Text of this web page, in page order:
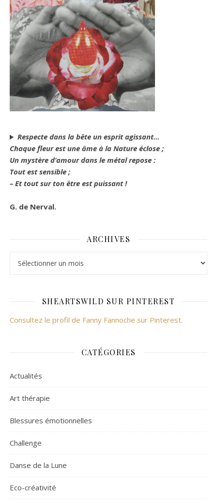
Respecte dans la bête un esprit agissant…
Chaque fleur est une âme à la Nature éclose ;
Un mystère d’amour dans le métal repose :
Tout est sensible ;
– Et tout sur ton être est puissant !
G. de Nerval.
ARCHIVES
SHEARTSWILD SUR PINTEREST
Consultez le profil de Fanny Fannoche sur Pinterest.
CATÉGORIES
Actualités
Art thérapie
Blessures émotionnelles
Challenge
Danse de la Lune
Eco-créativité